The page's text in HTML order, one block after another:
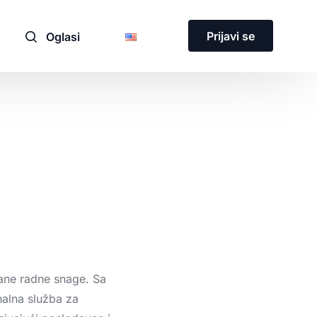
Oglasi Prijavi se
radne snage. Sa
služba za